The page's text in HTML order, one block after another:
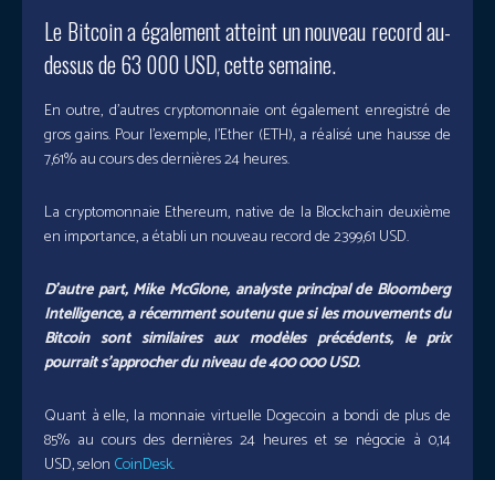
Le Bitcoin a également atteint un nouveau record au-
dessus de 63 000 USD, cette semaine.
En outre, d’autres cryptomonnaie ont également enregistré de
gros gains. Pour l’exemple, l’Ether (ETH), a réalisé une hausse de
7,61% au cours des dernières 24 heures.
La cryptomonnaie Ethereum, native de la Blockchain deuxième
en importance, a établi un nouveau record de 2399,61 USD.
D’autre part, Mike McGlone, analyste principal de Bloomberg
Intelligence, a récemment soutenu que si les mouvements du
Bitcoin sont similaires aux modèles précédents, le prix
pourrait s’approcher du niveau de 400 000 USD.
Quant à elle, la monnaie virtuelle Dogecoin a bondi de plus de
85% au cours des dernières 24 heures et se négocie à 0,14
USD, selon CoinDesk.